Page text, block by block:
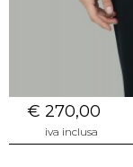
€ 270,00
iva inclusa